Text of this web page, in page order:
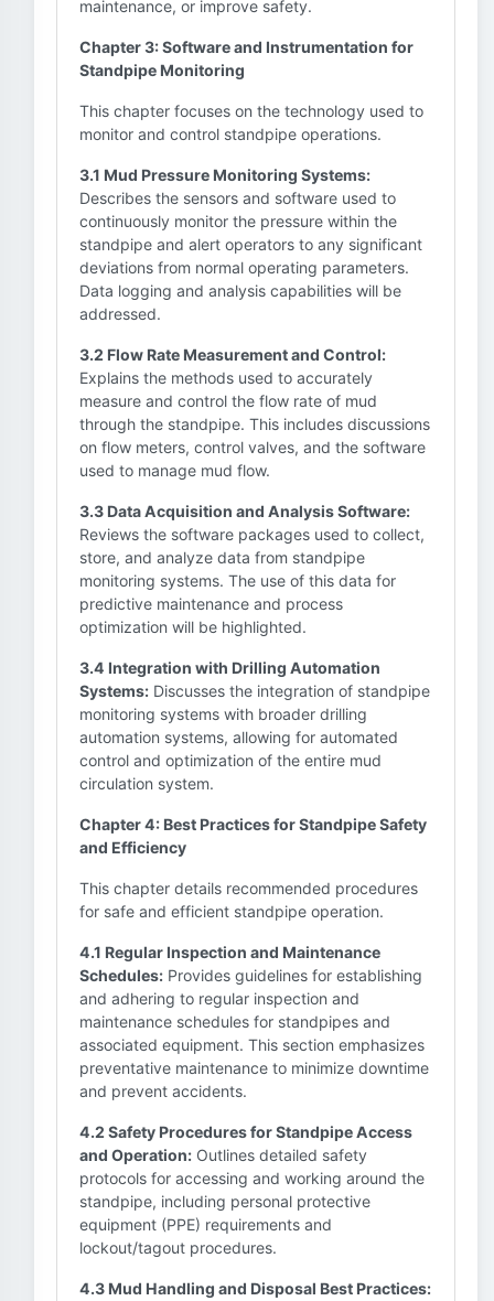
maintenance, or improve safety.
Chapter 3: Software and Instrumentation for
Standpipe Monitoring
This chapter focuses on the technology used to
monitor and control standpipe operations.
3.1 Mud Pressure Monitoring Systems:
Describes the sensors and software used to
continuously monitor the pressure within the
standpipe and alert operators to any significant
deviations from normal operating parameters.
Data logging and analysis capabilities will be
addressed.
3.2 Flow Rate Measurement and Control:
Explains the methods used to accurately
measure and control the flow rate of mud
through the standpipe. This includes discussions
on flow meters, control valves, and the software
used to manage mud flow.
3.3 Data Acquisition and Analysis Software:
Reviews the software packages used to collect,
store, and analyze data from standpipe
monitoring systems. The use of this data for
predictive maintenance and process
optimization will be highlighted.
3.4 Integration with Drilling Automation
Systems: Discusses the integration of standpipe
monitoring systems with broader drilling
automation systems, allowing for automated
control and optimization of the entire mud
circulation system.
Chapter 4: Best Practices for Standpipe Safety
and Efficiency
This chapter details recommended procedures
for safe and efficient standpipe operation.
4.1 Regular Inspection and Maintenance
Schedules: Provides guidelines for establishing
and adhering to regular inspection and
maintenance schedules for standpipes and
associated equipment. This section emphasizes
preventative maintenance to minimize downtime
and prevent accidents.
4.2 Safety Procedures for Standpipe Access
and Operation: Outlines detailed safety
protocols for accessing and working around the
standpipe, including personal protective
equipment (PPE) requirements and
lockout/tagout procedures.
4.3 Mud Handling and Disposal Best Practices: